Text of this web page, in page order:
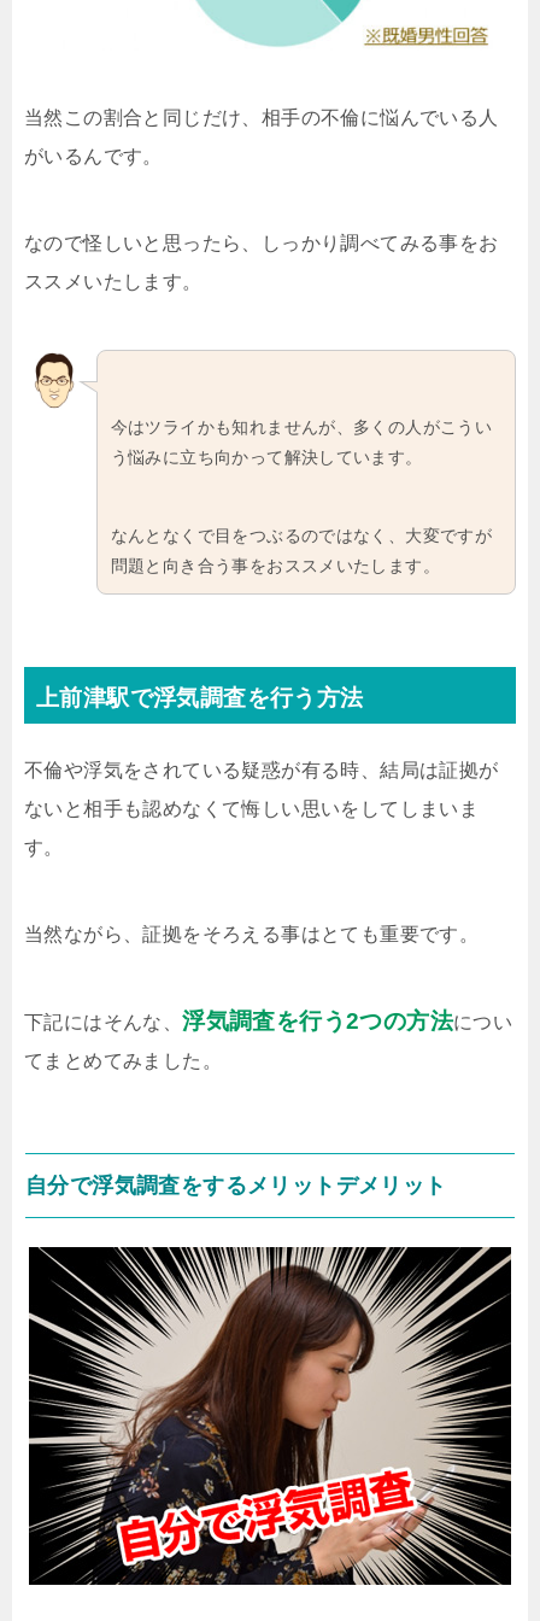
当然この割合と同じだけ、相手の不倫に悩んでいる人
がいるんです。
なので怪しいと思ったら、しっかり調べてみる事をお
ススメいたします。
今はツライかも知れませんが、多くの人がこうい
う悩みに立ち向かって解決しています。
なんとなくで目をつぶるのではなく、大変ですが
問題と向き合う事をおススメいたします。
上前津駅で浮気調査を行う方法
不倫や浮気をされている疑惑が有る時、結局は証拠が
ないと相手も認めなくて悔しい思いをしてしまいま
す。
当然ながら、証拠をそろえる事はとても重要です。
下記にはそんな、浮気調査を行う2つの方法につい
てまとめてみました。
自分で浮気調査をするメリットデメリット